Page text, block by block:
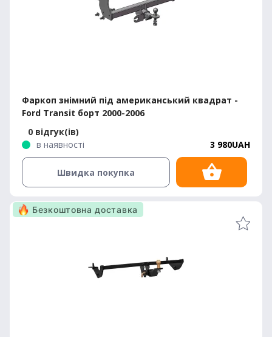
Фаркоп знімний під американський квадрат -
Ford Transit борт 2000-2006
0 відгук(ів)
в наявності
3 980UAH
Швидка покупка
Безкоштовна доставка